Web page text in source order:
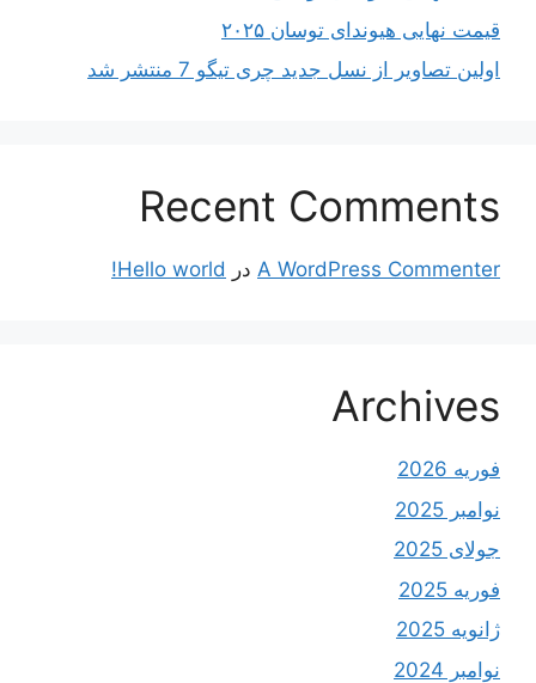
قیمت نهایی هیوندای توسان ۲۰۲۵
اولین تصاویر از نسل جدید چری تیگو 7 منتشر شد
Recent Comments
A WordPress Commenter در Hello world!
Archives
فوریه 2026
نوامبر 2025
جولای 2025
فوریه 2025
ژانویه 2025
نوامبر 2024